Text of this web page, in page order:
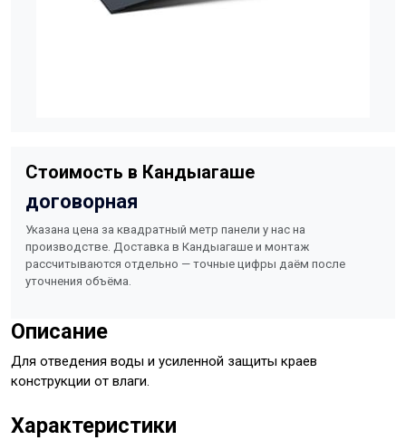
Стоимость в Кандыагаше
договорная
Указана цена за квадратный метр панели у нас на
производстве. Доставка в Кандыагаше и монтаж
рассчитываются отдельно — точные цифры даём после
уточнения объёма.
Описание
Для отведения воды и усиленной защиты краев
конструкции от влаги.
Характеристики